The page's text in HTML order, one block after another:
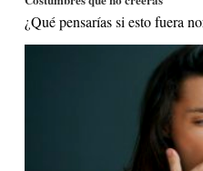
¿Qué pensarías si esto fuera